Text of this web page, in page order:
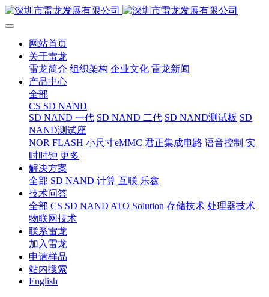
网站首页
关于雷龙
雷龙简介 组织架构 企业文化 雷龙新闻
产品中心
全部
CS SD NAND
SD NAND 一代 SD NAND 二代 SD NAND测试板 SD
NAND测试座
NOR FLASH 小尺寸eMMC 君正集成电路 语音控制 实
时时钟 更多
解决方案
全部 SD NAND 计算 互联 乐鑫
技术问答
全部 CS SD NAND ATO Solution 存储技术 处理器技术
物联网技术
联系雷龙
加入雷龙
申请样品
站内搜索
English